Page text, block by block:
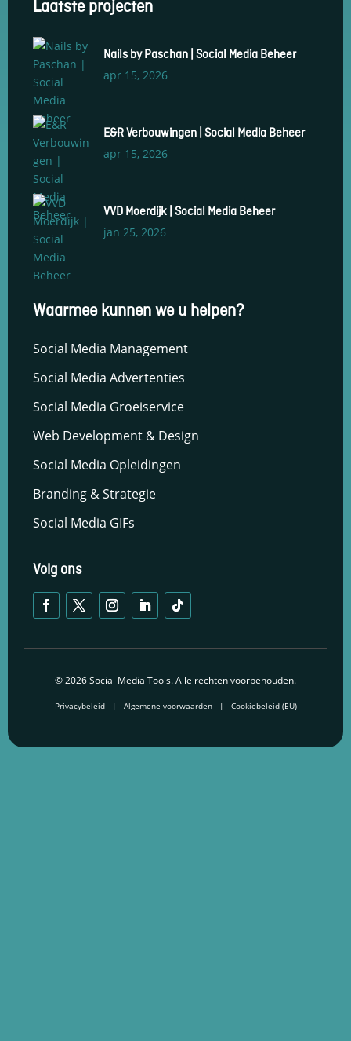
Laatste projecten
Nails by Paschan | Social Media Beheer
apr 15, 2026
E&R Verbouwingen | Social Media Beheer
apr 15, 2026
VVD Moerdijk | Social Media Beheer
jan 25, 2026
Waarmee kunnen we u helpen?
Social Media Management
Social Media Advertenties
Social Media Groeiservice
Web Development & Design
Social Media Opleidingen
Branding & Strategie
Social Media GIFs
Volg ons
© 2026 Social Media Tools. Alle rechten voorbehouden.
Privacybeleid| Algemene voorwaarden| Cookiebeleid (EU)